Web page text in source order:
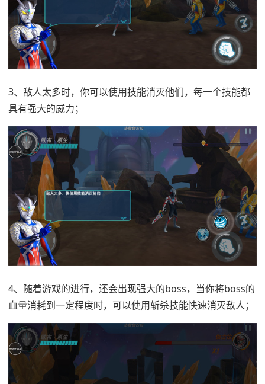
3、敌人太多时，你可以使用技能消灭他们，每一个技能都
具有强大的威力；
4、随着游戏的进行，还会出现强大的boss，当你将boss的
血量消耗到一定程度时，可以使用斩杀技能快速消灭敌人；